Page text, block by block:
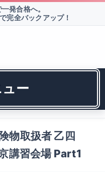
発合格へ。
完全バックアップ！
ー
物取扱者 乙四
講習会場 Part1